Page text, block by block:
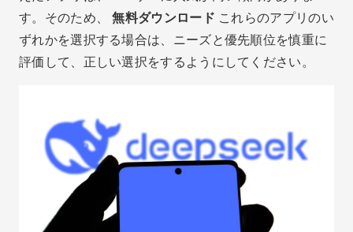
す。そのため、無料ダウンロード これらのアプリのい
ずれかを選択する場合は、ニーズと優先順位を慎重に
評価して、正しい選択をするようにしてください。